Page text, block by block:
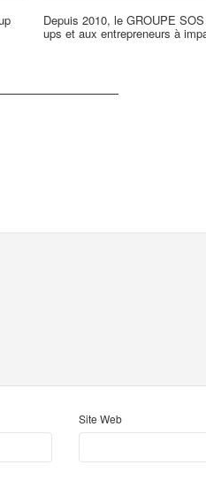
Depuis 2010, le GROUPE
ups et aux entrepreneurs à
Site Web